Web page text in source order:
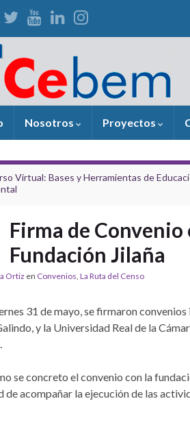
Nosotros Proyectos
Virtual: Bases y Herramientas de
Firma de Convenio
Fundación Jilaña
Ortiz en Convenios, La Ruta del Censo
31 de mayo, se firmaron
y la Universidad Real de la
se concreto el convenio con la
de acompañar la ejecución de las